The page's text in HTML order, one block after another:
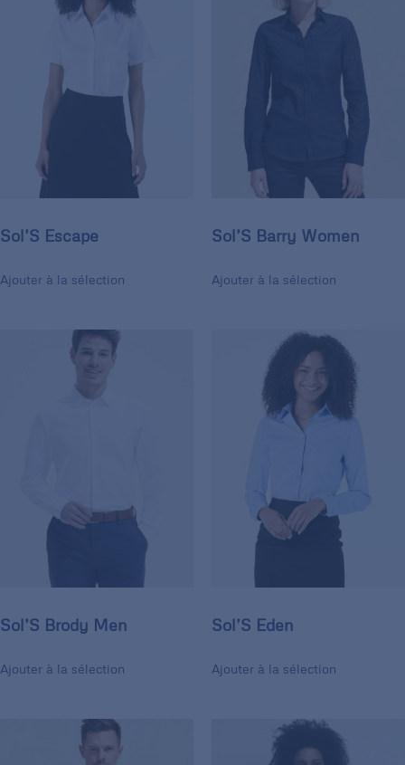
Sol’S Escape
Ajouter à la sélection
Sol’S Barry Women
Ajouter à la sélection
Sol’S Brody Men
Ajouter à la sélection
Sol’S Eden
Ajouter à la sélection